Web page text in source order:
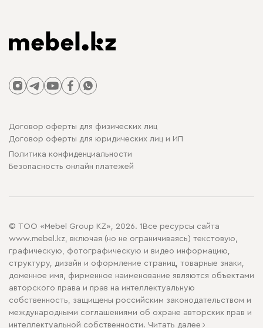
Договор оферты для физических лиц
Договор оферты для юридических лиц и ИП
Политика конфиденциальности
Безопасность онлайн платежей
© ТОО «Mebel Group KZ», 2026. 1Все ресурсы сайта
www.mebel.kz, включая (но не ограничиваясь) текстовую,
графическую, фотографическую и видео информацию,
структуру, дизайн и оформление страниц, товарные знаки,
доменное имя, фирменное наименование являются объектами
авторского права и прав на интеллектуальную
собственность, защищены российским законодательством и
международными соглашениями об охране авторских прав и
интеллектуальной собственности. Читать далее